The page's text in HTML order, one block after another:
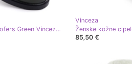
Kožne cipele Ženske loofers Green Vinceza 18112 zelena
Vinceza
85,50 €